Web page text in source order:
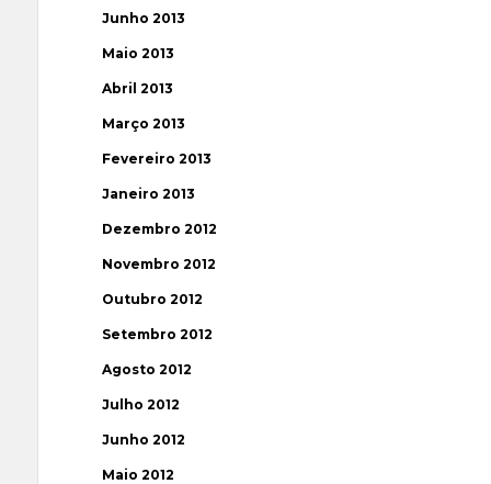
Junho 2013
Maio 2013
Abril 2013
Março 2013
Fevereiro 2013
Janeiro 2013
Dezembro 2012
Novembro 2012
Outubro 2012
Setembro 2012
Agosto 2012
Julho 2012
Junho 2012
Maio 2012